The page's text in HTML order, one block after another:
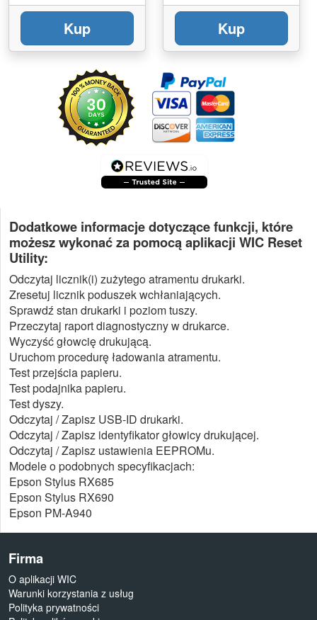
Kup Kup
Dodatkowe informacje dotyczące funkcji, które
możesz wykonać za pomocą aplikacji WIC Reset
Utility:
Odczytaj licznik(i) zużytego atramentu drukarki.
Zresetuj licznik poduszek wchłaniających.
Sprawdź stan drukarki i poziom tuszy.
Przeczytaj raport diagnostyczny w drukarce.
Wyczyść głowcię drukującą.
Uruchom procedurę ładowania atramentu.
Test przejścia papieru.
Test podajnika papieru.
Test dyszy.
Odczytaj / Zapisz USB-ID drukarki.
Odczytaj / Zapisz identyfikator głowicy drukującej.
Odczytaj / Zapisz ustawienia EEPROMu.
Modele o podobnych specyfikacjach:
Epson Stylus RX685
Epson Stylus RX690
Epson PM-A940
Firma
O aplikacji WIC
Warunki korzystania z usług
Polityka prywatności